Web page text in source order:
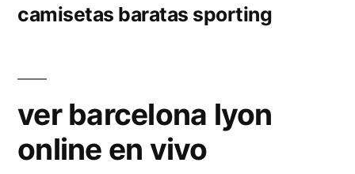
camisetas baratas sporting
ver barcelona lyon
online en vivo